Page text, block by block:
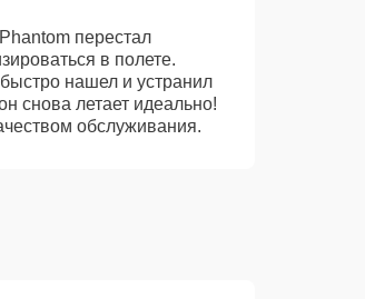
перестал
в полете.
нашел и устранил
снова летает идеально!
обслуживания.